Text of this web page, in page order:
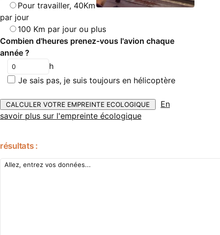
Pour travailler, 40Km
par jour
100 Km par jour ou plus
Combien d'heures prenez-vous l'avion chaque
année ?
h
Je sais pas, je suis toujours en hélicoptère
En
savoir plus sur l'empreinte écologique
résultats :